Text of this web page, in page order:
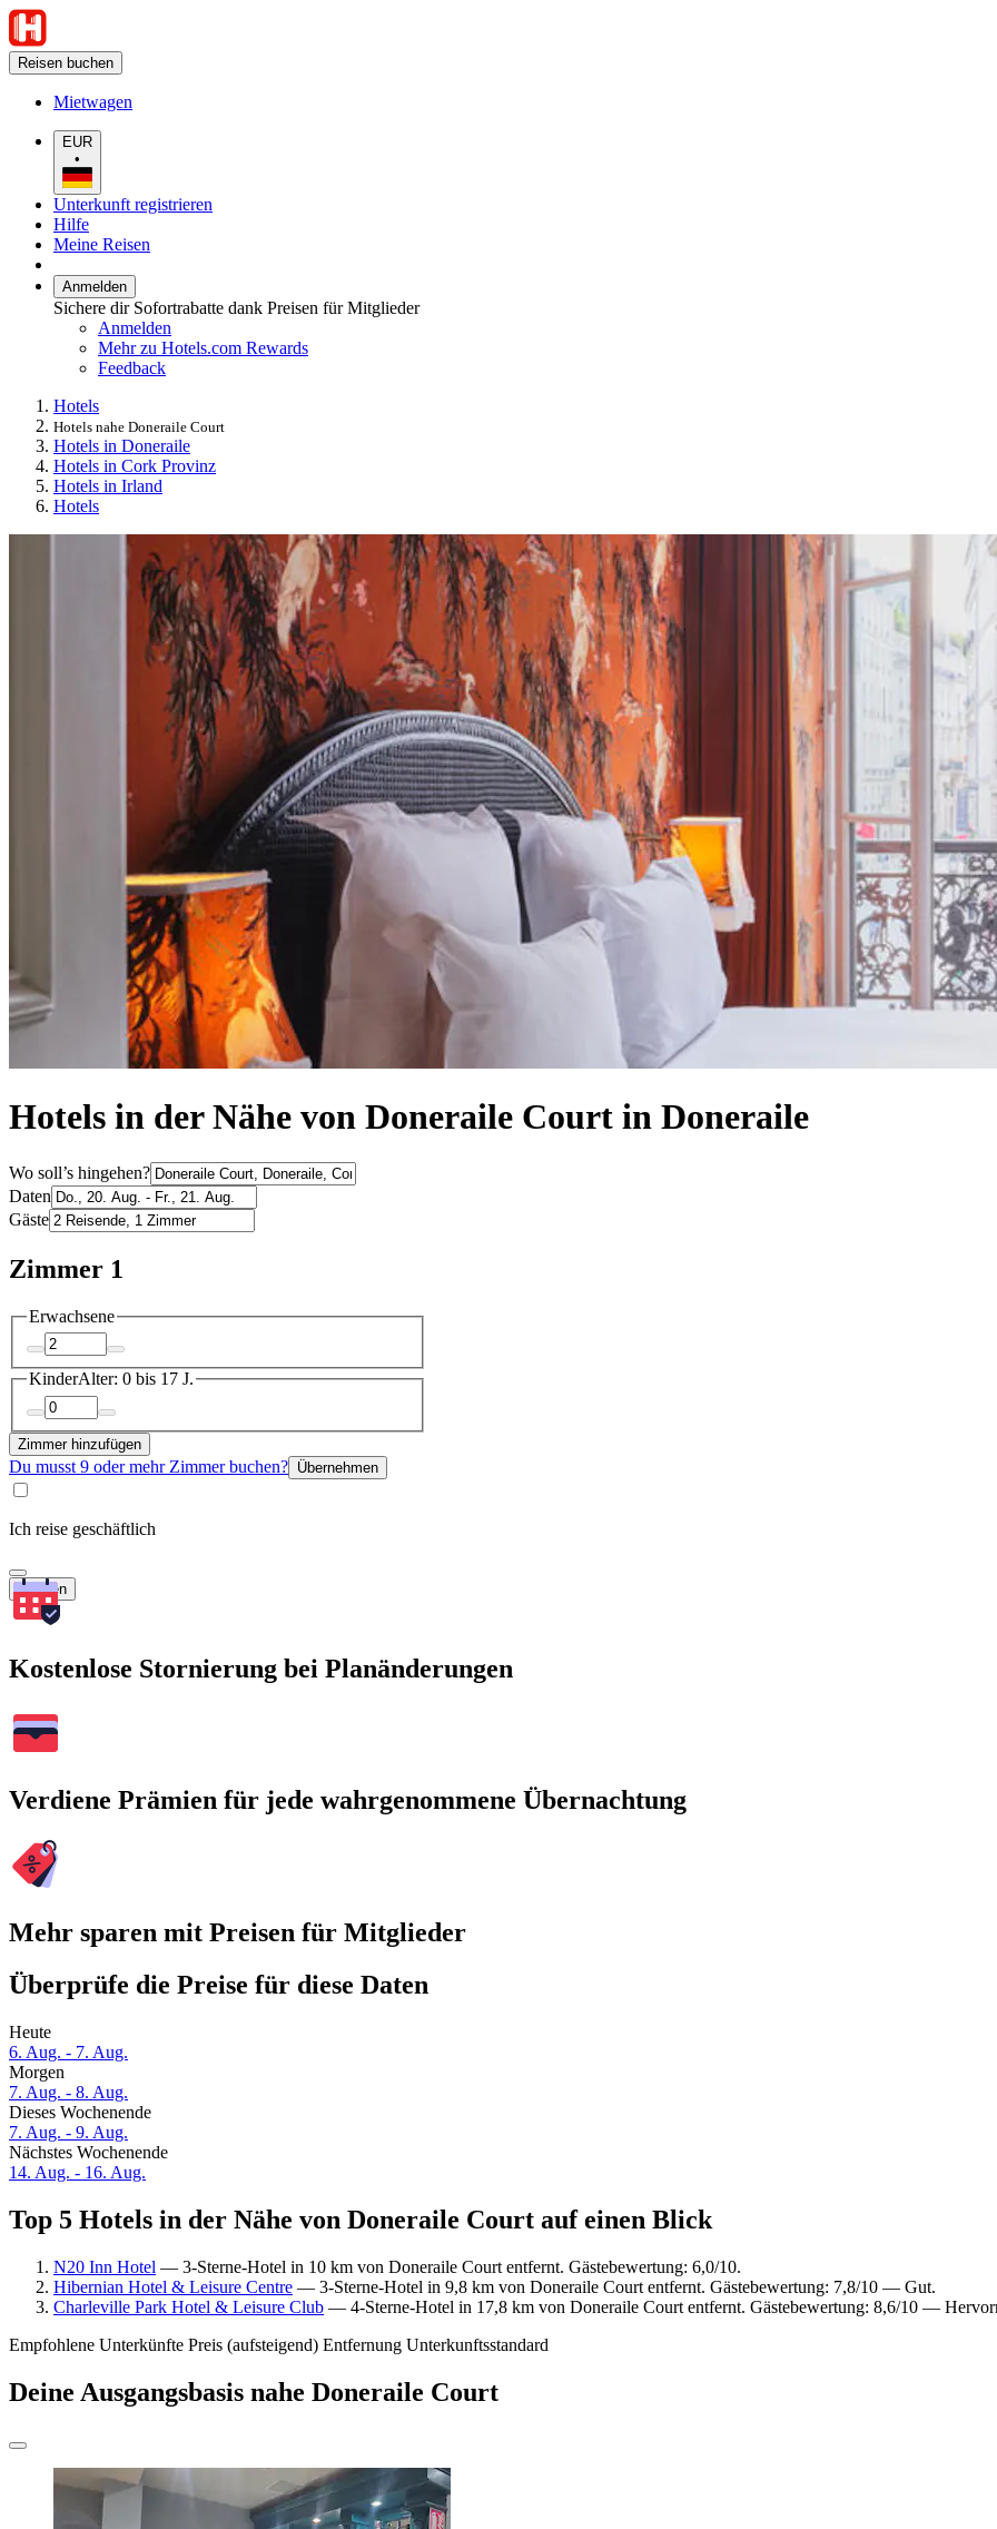
Reisen buchen
Mietwagen
EUR
•
Unterkunft registrieren
Hilfe
Meine Reisen
Anmelden
Sichere dir Sofortrabatte dank Preisen für Mitglieder
Anmelden
Mehr zu Hotels.com Rewards
Feedback
Hotels
Hotels nahe Doneraile Court
Hotels in Doneraile
Hotels in Cork Provinz
Hotels in Irland
Hotels
Hotels in der Nähe von Doneraile Court in Doneraile
Wo soll’s hingehen?
Daten
Gäste
Zimmer 1
Erwachsene
KinderAlter: 0 bis 17 J.
Zimmer hinzufügen
Du musst 9 oder mehr Zimmer buchen? Übernehmen
Ich reise geschäftlich
Suchen
Kostenlose Stornierung bei Planänderungen
Verdiene Prämien für jede wahrgenommene Übernachtung
Mehr sparen mit Preisen für Mitglieder
Überprüfe die Preise für diese Daten
Heute
6. Aug. - 7. Aug.
Morgen
7. Aug. - 8. Aug.
Dieses Wochenende
7. Aug. - 9. Aug.
Nächstes Wochenende
14. Aug. - 16. Aug.
Top 5 Hotels in der Nähe von Doneraile Court auf einen Blick
N20 Inn Hotel — 3-Sterne-Hotel in 10 km von Doneraile Court entfernt. Gästebewertung: 6,0/10.
Hibernian Hotel & Leisure Centre — 3-Sterne-Hotel in 9,8 km von Doneraile Court entfernt. Gästebewertung: 7,8/10 — Gut.
Charleville Park Hotel & Leisure Club — 4-Sterne-Hotel in 17,8 km von Doneraile Court entfernt. Gästebewertung: 8,6/10 —
Empfohlene Unterkünfte Preis (aufsteigend) Entfernung Unterkunftsstandard
Deine Ausgangsbasis nahe Doneraile Court